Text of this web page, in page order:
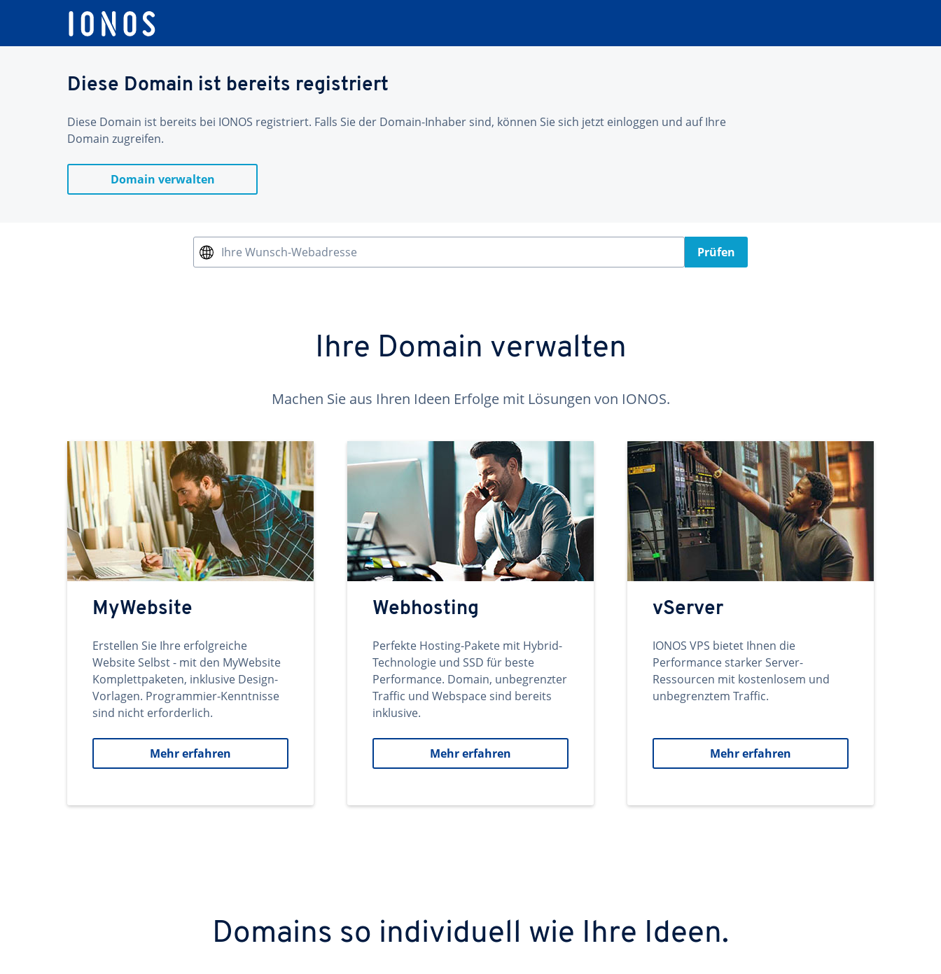
Diese Domain ist bereits registriert
Diese Domain ist bereits bei IONOS registriert. Falls Sie der Domain-Inhaber sind, können Sie sich jetzt einloggen und auf Ihre
Domain zugreifen.
Domain verwalten
Ihre Wunsch-Webadresse Prüfen
Ihre Domain verwalten
Machen Sie aus Ihren Ideen Erfolge mit Lösungen von IONOS.
MyWebsite
Erstellen Sie Ihre erfolgreiche
Website Selbst - mit den MyWebsite
Komplettpaketen, inklusive Design-
Vorlagen. Programmier-Kenntnisse
sind nicht erforderlich.
Mehr erfahren
Webhosting
Perfekte Hosting-Pakete mit Hybrid-
Technologie und SSD für beste
Performance. Domain, unbegrenzter
Traffic und Webspace sind bereits
inklusive.
Mehr erfahren
vServer
IONOS VPS bietet Ihnen die
Performance starker Server-
Ressourcen mit kostenlosem und
unbegrenztem Traffic.
Mehr erfahren
Domains so individuell wie Ihre Ideen.